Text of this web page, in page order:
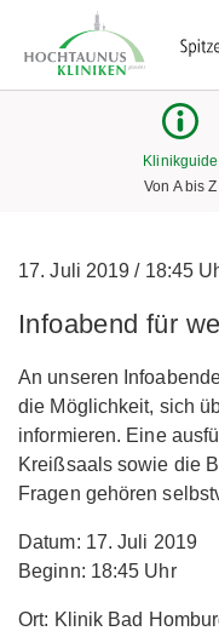
Klinikguide
Von A bis Z
17. Juli 2019/18:45
Infoabend für
An unseren
die Möglichkeit, sich
informieren. Eine
Kreißsaals sowie die
Fragen gehören
Datum: 17. Juli 2019
Beginn: 18:45 Uhr
Ort: Klinik Bad